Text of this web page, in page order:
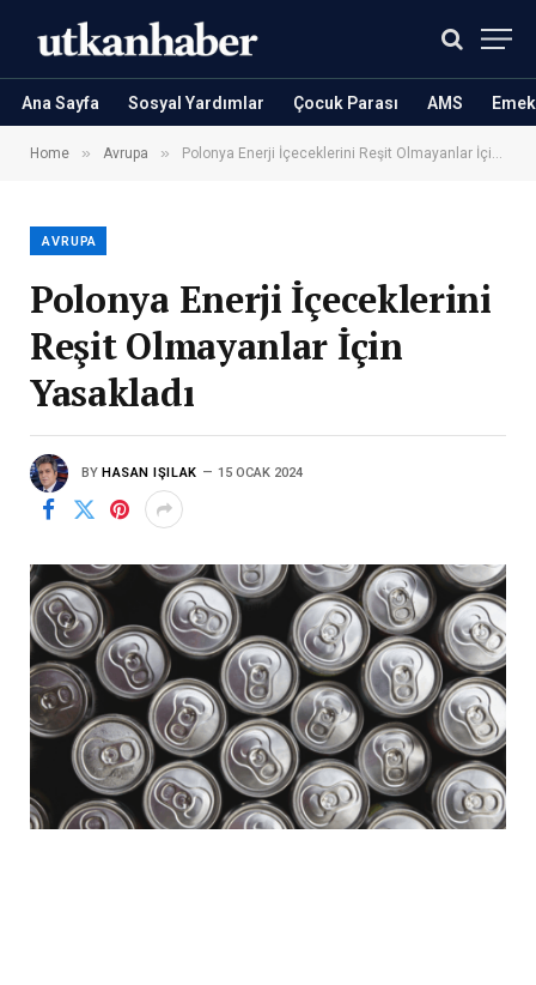
Ana Sayfa Sosyal Yardımlar Çocuk Parası AMS
Home » Avrupa » Polonya Enerji İçeceklerini Reşit Olmayanlar İçin Yasakladı
AVRUPA
Polonya Enerji İçeceklerini
Reşit Olmayanlar İçin
Yasakladı
BY HASAN IŞILAK 15 OCAK 2024